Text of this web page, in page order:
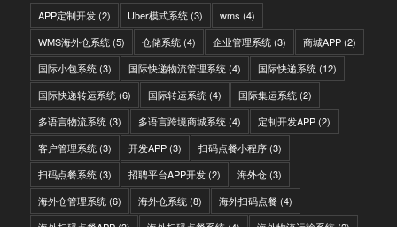
APP定制开发(2) Uber模式系统(3) wms (4)
WMS海外仓系统(5) 仓储系统(4) 企业管理系统(3) 商城APP(2)
国际小包系统(3) 国际快递物流管理系统(4) 国际快递系统(12)
国际快递转运系统(6) 国际转运系统(4) 国际集运系统(2)
多语言物流系统(3) 多语言跨境商城系统(4) 定制开发APP(2)
客户管理系统(3) 开发APP(3) 扫码点餐小程序(3)
扫码点餐系统(3) 招聘平台APP开发(2) 海外仓(3)
海外仓管理系统(6) 海外仓系统(8) 海外扫码点餐(4)